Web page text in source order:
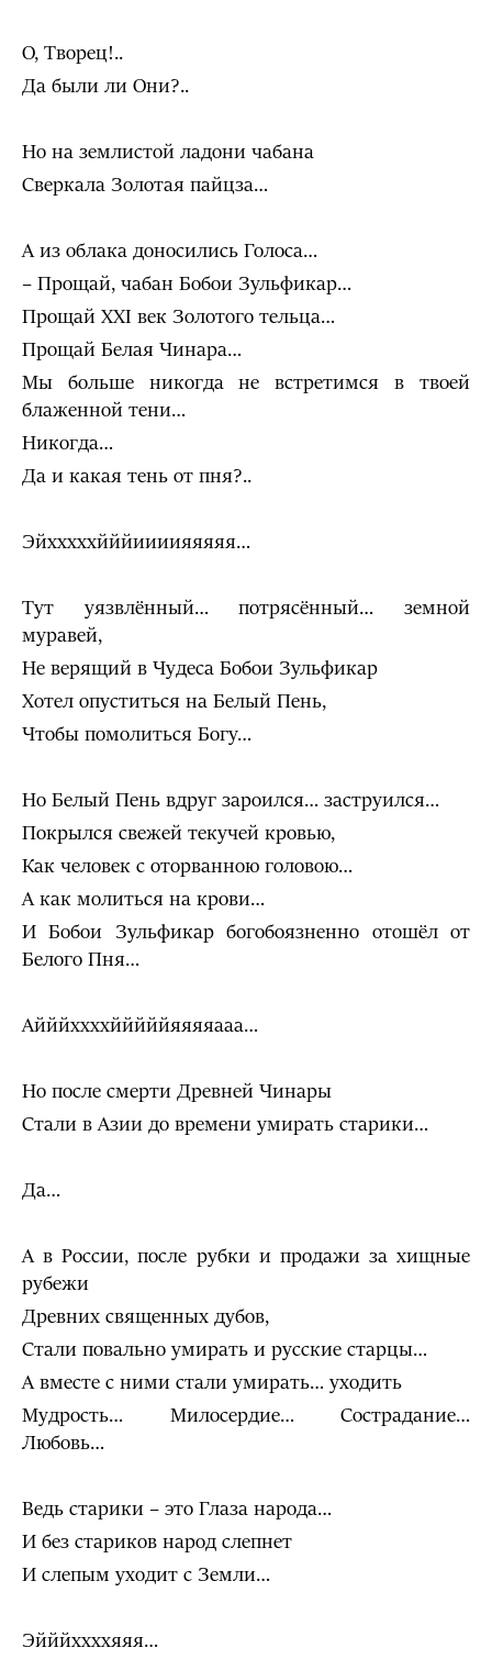
О, Творец!..
Да были ли Они?..
Но на землистой ладони чабана
Сверкала Золотая пайцза…
А из облака доносились Голоса…
– Прощай, чабан Бобои Зульфикар…
Прощай XXI век Золотого тельца…
Прощай Белая Чинара…
Мы больше никогда не встретимся в твоей
блаженной тени…
Никогда…
Да и какая тень от пня?..
Эйхххххйййиииияяяяя…
Тут уязвлённый… потрясённый… земной
муравей,
Не верящий в Чудеса Бобои Зульфикар
Хотел опуститься на Белый Пень,
Чтобы помолиться Богу…
Но Белый Пень вдруг зароился… заструился…
Покрылся свежей текучей кровью,
Как человек с оторванною головою…
А как молиться на крови…
И Бобои Зульфикар богобоязненно отошёл от
Белого Пня…
Айййххххйййййяяяяааа…
Но после смерти Древней Чинары
Стали в Азии до времени умирать старики…
Да…
А в России, после рубки и продажи за хищные
рубежи
Древних священных дубов,
Стали повально умирать и русские старцы…
А вместе с ними стали умирать… уходить
Мудрость… Милосердие… Сострадание…
Любовь…
Ведь старики – это Глаза народа…
И без стариков народ слепнет
И слепым уходит с Земли…
Эйййххххяяя…